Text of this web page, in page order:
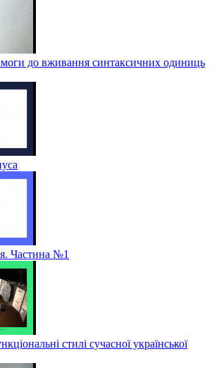
до вживання синтаксичних одиниць
Частина №1
стилі сучасної української